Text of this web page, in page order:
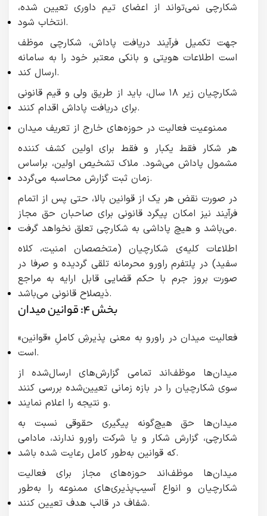
شکارچی نمی‌تواند از اعضای تیم داوری تعیین شده،
انتخاب شود.
جهت تکمیل فرآیند دریافت پاداش، شکارچی موظف
است اطلاعات هویتی و بانکی معتبر خود را به سامانه
ارسال کند.
شکارچیان زیر ۱۸ سال، باید از طریق ولی و قیم قانونی
برای دریافت پاداش اقدام کنند.
ممنوعیت فعالیت در حوزه‌های خارج از تعریف میدان
هر شکار فقط یکبار و فقط برای اولین کشف کننده
مشمول پاداش می‌شود. ملاک تشخیص اولین، براساس
زمان ثبت گزارش محاسبه می‌گردد.
در صورت نقض هر یک از قوانین بالا، حتی پس از اتمام
فرآیند نیز امکان پیگرد قانونی برای صاحبان حق مجاز
می‌باشد و هیچ پاداشی به شکارچی تعلق نخواهد گرفت.
اطلاعات کلیه‌ی شکارچیان (متخصصان امنیت، کلاه
سفید) در پلتفرم راورو محرمانه تلقی گردیده و صرفا در
صورت بروز جرم با حکم قضایی قابل ارایه به مراجع
ذیصلاح قانونی می‌باشد.
بخش ۴: قوانین میدان
فعالیت میدان در راورو به‌ معنی پذیرشِ کاملِ «قوانین»
است.
میدان‌ها موظف‌اند تمامی گزارش‌های ارسال‌شده از
سوی شکارچیان را در بازه زمانی تعیین‌شده بررسی کنند
و نتیجه را اعلام نمایند.
میدان‌ها حق هیچ‌گونه پیگیری حقوقی نسبت به
شکارچی، گزارش شکار و یا شرکت راورو ندارند، مادامی
که قوانین به‌طور کامل رعایت شده باشد.
میدان‌ها موظف‌اند حوزه‌های مجاز برای فعالیت
شکارچیان و انواع آسیب‌پذیری‌های ممنوعه را به‌طور
شفاف در قالب هدف تعیین کنند.